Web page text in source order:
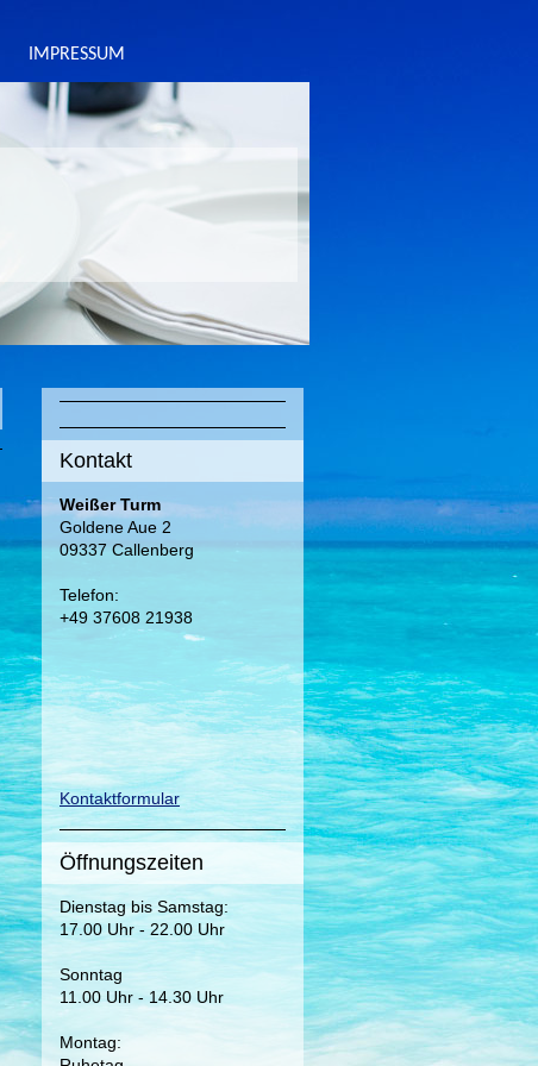
IMPRESSUM
Kontakt
Weißer Turm
Goldene Aue 2
09337 Callenberg
Telefon:
+49 37608 21938
Kontaktformular
Öffnungszeiten
Dienstag bis Samstag:
17.00 Uhr - 22.00 Uhr
Sonntag
11.00 Uhr - 14.30 Uhr
Montag: